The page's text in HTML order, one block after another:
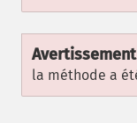
Avertissement
la méthode a